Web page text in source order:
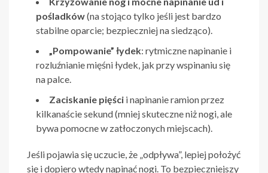
pośladków(na stojąco tylko jeśli jest bardzo
stabilne oparcie; bezpieczniej na siedząco).
„Pompowanie” łydek: rytmiczne napinanie i
rozluźnianie mięśni łydek, jak przy wspinaniu się
na palce.
Zaciskanie pięści i napinanie ramion przez
kilkanaście sekund (mniej skuteczne niż nogi, ale
bywa pomocne w zatłoczonych miejscach).
Jeśli pojawia się uczucie, że „odpływa”, lepiej położyć
się i dopiero wtedy napinać nogi. To bezpieczniejszy